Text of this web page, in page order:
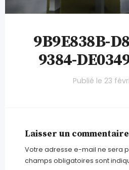
9B9E838B-
9384-
Publié le 23
Laisser un commentaire
Votre adresse e-mail ne sera
champs obligatoires sont